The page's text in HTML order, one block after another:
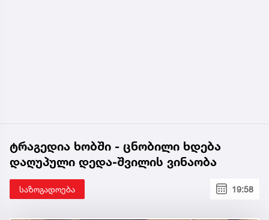
ტრაგედია ხობში - ცნობილი ხდება
დაღუპული დედა-შვილის ვინაობა
საზოგადოება 19:58